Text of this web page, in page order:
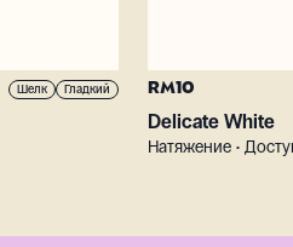
Шелк Гладкий RM10
Delicate White
Натяжение •